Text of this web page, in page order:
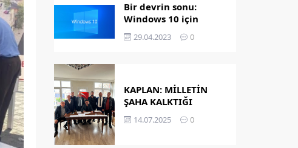
Bir devrin sonu:
Windows 10 için
destek bitiyor!
29.04.2023 0
KAPLAN: MİLLETİN
ŞAHA KALKTIĞI
GÜNDÜR
14.07.2025 0